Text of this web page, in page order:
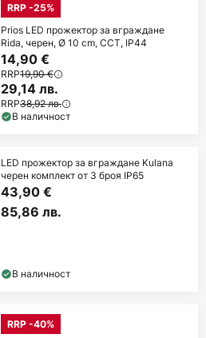
RRP -25%
Prios LED прожектор за вграждане
Rida, черен, Ø 10 cm, CCT, IP44
14,90 €
RRP19,90 €
29,14 лв.
RRP38,92 лв.
В наличност
LED прожектор за вграждане Kulana
черен комплект от 3 броя IP65
43,90 €
85,86 лв.
В наличност
RRP -40%